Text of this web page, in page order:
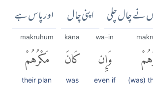
نے چال چلی اپنی چال اور پاس ہے
(was)
wa-in
وَإِن
even if
kāna
كَانَ
was
makruhum
مَكْرُهُمْ
their plan